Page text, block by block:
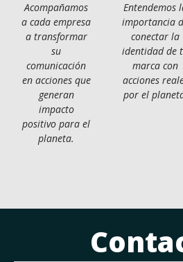
Acompañamos
a cada empresa
a transformar
su
comunicación
en acciones que
generan
impacto
positivo para el
planeta.
Entendemos
importancia
conectar la
identidad de
marca con
acciones
por el